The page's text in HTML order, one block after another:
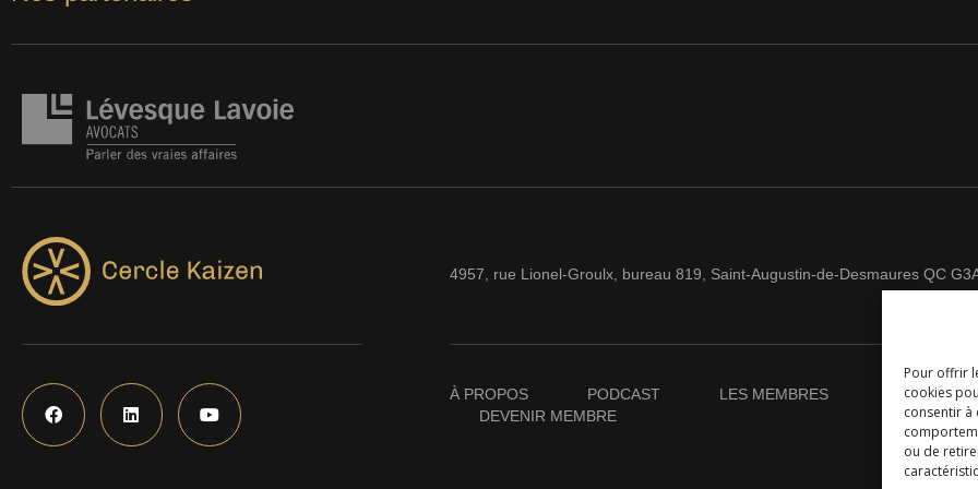
Pour offrir
cookies
consentir à
ou de
4957, rue Lionel-Groulx, bureau 819, Saint-Augustin-de-Desmaures QC
À PROPOS PODCAST LES MEMBRES NOUVELLES
DEVENIR MEMBRE